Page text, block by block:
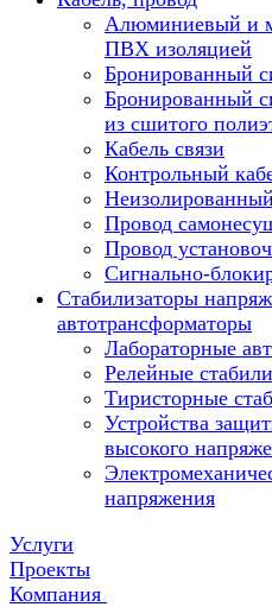
Алюминиевый и
ПВХ изоляцией
Бронированный
Бронированный
из сшитого
Кабель связи
Контрольный
Провод
Провод
Сигнально-
Стабилизаторы
автотрансформаторы
Лабораторные
Релейные
Тиристорные
Устройства
высокого
напряжения
Услуги
Проекты
Компания